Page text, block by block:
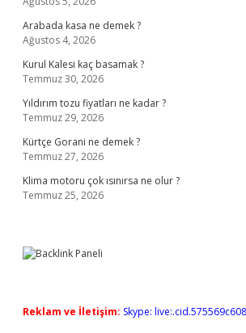
Arabada kasa ne demek ?
Ağustos 4, 2026
Kurul Kalesi kaç basamak ?
Temmuz 30, 2026
Yıldırım tozu fiyatları ne kadar ?
Temmuz 29, 2026
Kürtçe Gorani ne demek ?
Temmuz 27, 2026
Klima motoru çok ısınırsa ne olur ?
Temmuz 25, 2026
Reklam ve İletişim: Skype: